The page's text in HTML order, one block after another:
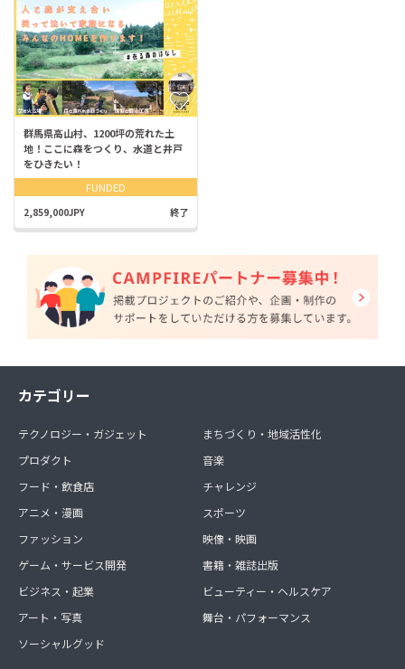
群馬県高山村、1200坪の荒れた土
地！ここに森をつくり、水道と井戸
をひきたい！
FUNDED
2,859,000JPY 終了
カテゴリー
テクノロジー・ガジェット
プロダクト
フード・飲食店
アニメ・漫画
ファッション
ゲーム・サービス開発
ビジネス・起業
アート・写真
ソーシャルグッド
まちづくり・地域活性化
音楽
チャレンジ
スポーツ
映像・映画
書籍・雑誌出版
ビューティー・ヘルスケア
舞台・パフォーマンス